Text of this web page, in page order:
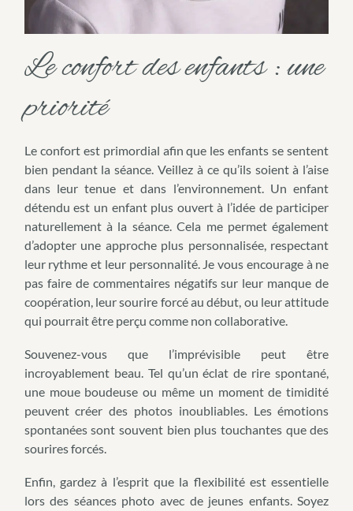
Le confort des enfants : une
priorité
Le confort est primordial afin que les enfants se sentent
bien pendant la séance. Veillez à ce qu’ils soient à l’aise
dans leur tenue et dans l’environnement. Un enfant
détendu est un enfant plus ouvert à l’idée de participer
naturellement à la séance. Cela me permet également
d’adopter une approche plus personnalisée, respectant
leur rythme et leur personnalité. Je vous encourage à ne
pas faire de commentaires négatifs sur leur manque de
coopération, leur sourire forcé au début, ou leur attitude
qui pourrait être perçu comme non collaborative.
Souvenez-vous que l’imprévisible peut être
incroyablement beau. Tel qu’un éclat de rire spontané,
une moue boudeuse ou même un moment de timidité
peuvent créer des photos inoubliables. Les émotions
spontanées sont souvent bien plus touchantes que des
sourires forcés.
Enfin, gardez à l’esprit que la flexibilité est essentielle
lors des séances photo avec de jeunes enfants. Soyez